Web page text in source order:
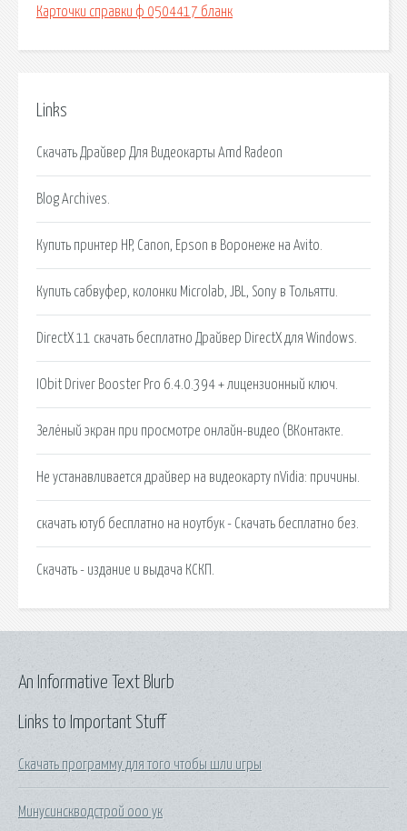
Карточки справки ф 0504417 бланк
Links
Скачать Драйвер Для Видеокарты Amd Radeon
Blog Archives.
Купить принтер HP, Canon, Epson в Воронеже на Avito.
Купить сабвуфер, колонки Microlab, JBL, Sony в Тольятти.
DirectX 11 скачать бесплатно Драйвер DirectX для Windows.
IObit Driver Booster Pro 6.4.0.394 + лицензионный ключ.
Зелёный экран при просмотре онлайн-видео (ВКонтакте.
Не устанавливается драйвер на видеокарту nVidia: причины.
скачать ютуб бесплатно на ноутбук - Скачать бесплатно без.
Скачать - издание и выдача КСКП.
Links to Important Stuff
Скачать программу для того чтобы шли игры
Минусинскводстрой ооо ук
An Informative Text Blurb